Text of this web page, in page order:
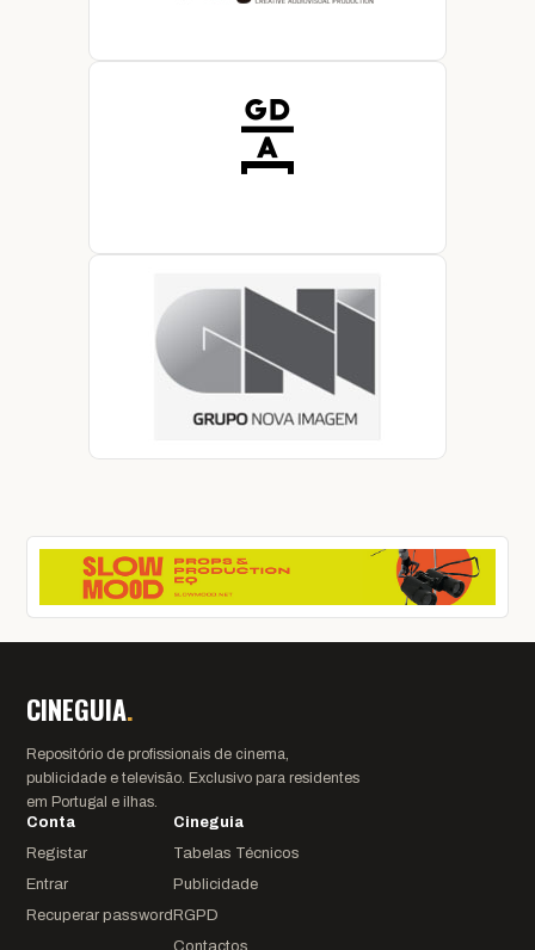
CINEGUIA.
Repositório de profissionais de cinema,
publicidade e televisão. Exclusivo para residentes
em Portugal e ilhas.
Conta
Registar
Entrar
Recuperar password
Cineguia
Tabelas Técnicos
Publicidade
RGPD
Contactos